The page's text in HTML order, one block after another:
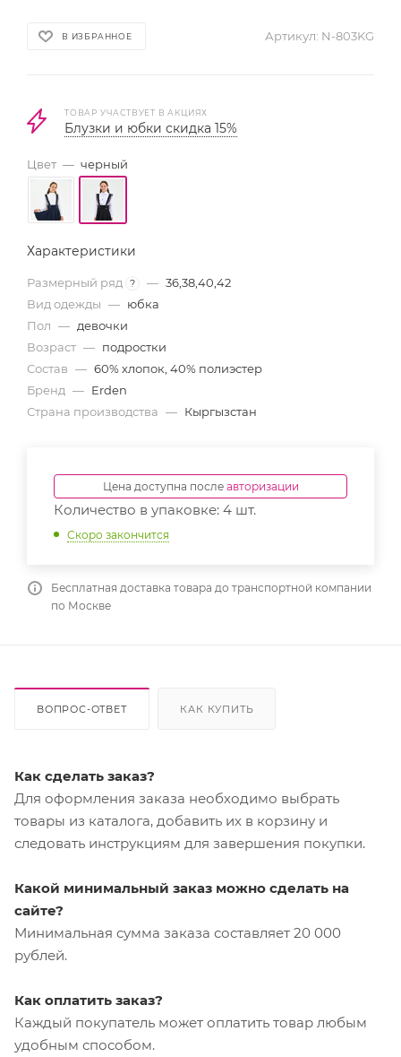
В ИЗБРАННОЕ Артикул: N-803KG
ТОВАР УЧАСТВУЕТ В АКЦИЯХ
Блузки и юбки скидка 15%
Цвет — черный
Характеристики
Размерный ряд ? — 36,38,40,42
Вид одежды — юбка
Пол — девочки
Возраст — подростки
Состав — 60% хлопок, 40% полиэстер
Бренд — Erden
Страна производства — Кыргызстан
Цена доступна после авторизации
Количество в упаковке: 4 шт.
Скоро закончится
Бесплатная доставка товара до транспортной компании
по Москве
ВОПРОС-ОТВЕТ КАК КУПИТЬ
Как сделать заказ?
Для оформления заказа необходимо выбрать
товары из каталога, добавить их в корзину и
следовать инструкциям для завершения покупки.
Какой минимальный заказ можно сделать на
сайте?
Минимальная сумма заказа составляет 20 000
рублей.
Как оплатить заказ?
Каждый покупатель может оплатить товар любым
удобным способом.